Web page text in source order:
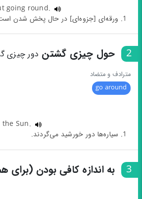
going round.
1. ورقه‌ای [جزوه‌ای] در حال پخش شدن است.
2 حول چیزی گشتن دور چیزی
مترادف و متضاد
go around
Sun.
1. سیاره‌ها دور خورشید می‌گردند.
3 به اندازه کافی بودن (برای